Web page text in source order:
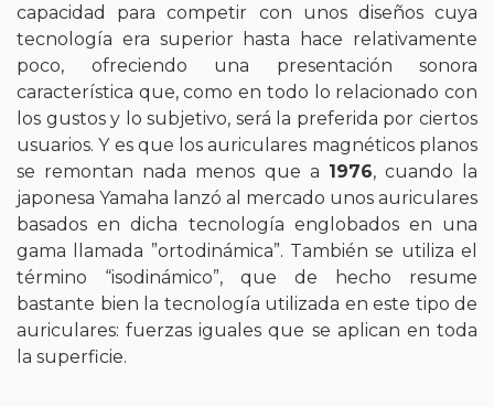
capacidad para competir con unos diseños cuya
tecnología era superior hasta hace relativamente
poco, ofreciendo una presentación sonora
característica que, como en todo lo relacionado con
los gustos y lo subjetivo, será la preferida por ciertos
usuarios. Y es que los auriculares magnéticos planos
se remontan nada menos que a 1976, cuando la
japonesa Yamaha lanzó al mercado unos auriculares
basados en dicha tecnología englobados en una
gama llamada ”ortodinámica”. También se utiliza el
término “isodinámico”, que de hecho resume
bastante bien la tecnología utilizada en este tipo de
auriculares: fuerzas iguales que se aplican en toda
la superficie.